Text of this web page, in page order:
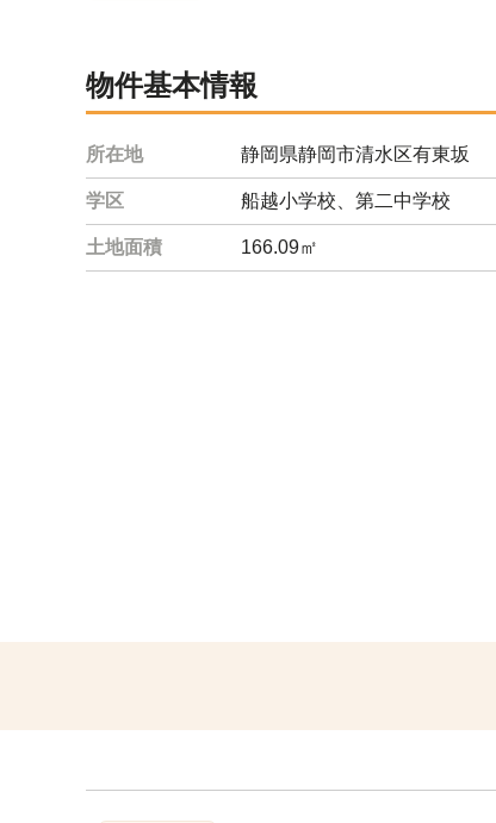
物件基本情報
所在地 静岡県静岡市清水区有東坂
学区 船越小学校、第二中学校
土地面積 166.09㎡